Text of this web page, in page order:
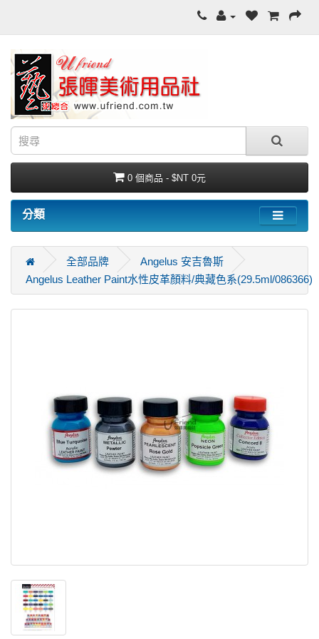
0 個商品 - $NT 0元
分類
全部品牌
Angelus 安吉魯斯
Angelus Leather Paint水性皮革顏料/典藏色系(29.5ml/086366)